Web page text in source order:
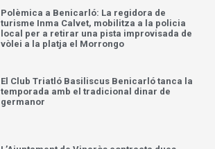
Polèmica a Benicarló: La regidora de
turisme Inma Calvet, mobilitza a la policia
local per a retirar una pista improvisada de
vòlei a la platja el Morrongo
El Club Triatló Basiliscus Benicarló tanca la
temporada amb el tradicional dinar de
germanor